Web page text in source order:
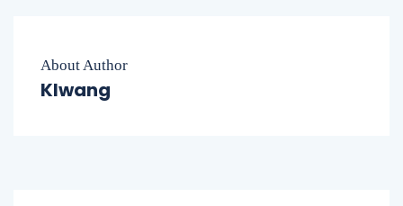
About Author
Klwang